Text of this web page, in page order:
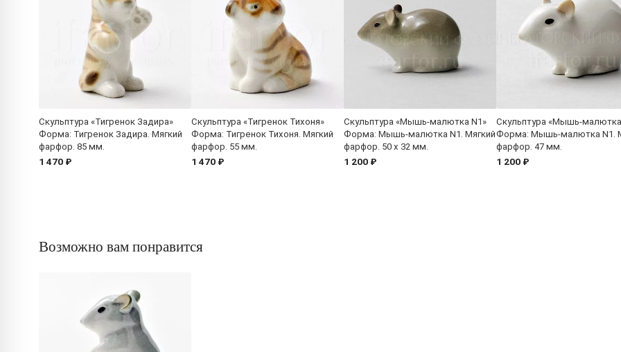
Скульптура «Тигренок Задира»
Форма: Тигренок Задира. Мягкий
фарфор. 85 мм.
1 470 ₽
Скульптура «Тигренок Тихоня»
Форма: Тигренок Тихоня. Мягкий
фарфор. 55 мм.
1 470 ₽
Скульптура «Мышь-малютка N1»
Форма: Мышь-малютка N1. Мягкий
фарфор. 50 x 32 мм.
1 200 ₽
Скульптура «Мышь-малютка
Форма: Мышь-малютка N1.
фарфор. 47 мм.
1 200 ₽
Возможно вам понравится